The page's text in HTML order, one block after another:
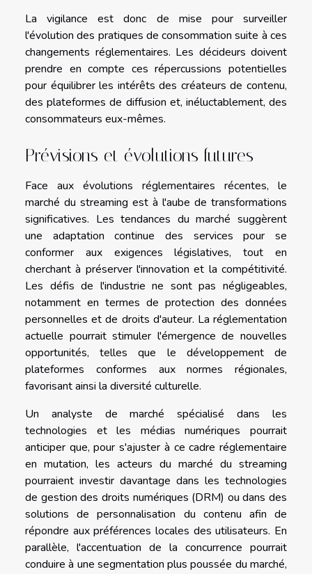
La vigilance est donc de mise pour surveiller
l'évolution des pratiques de consommation suite à ces
changements réglementaires. Les décideurs doivent
prendre en compte ces répercussions potentielles
pour équilibrer les intérêts des créateurs de contenu,
des plateformes de diffusion et, inéluctablement, des
consommateurs eux-mêmes.
Prévisions et évolutions futures
Face aux évolutions réglementaires récentes, le
marché du streaming est à l'aube de transformations
significatives. Les tendances du marché suggèrent
une adaptation continue des services pour se
conformer aux exigences législatives, tout en
cherchant à préserver l'innovation et la compétitivité.
Les défis de l'industrie ne sont pas négligeables,
notamment en termes de protection des données
personnelles et de droits d'auteur. La réglementation
actuelle pourrait stimuler l'émergence de nouvelles
opportunités, telles que le développement de
plateformes conformes aux normes régionales,
favorisant ainsi la diversité culturelle.
Un analyste de marché spécialisé dans les
technologies et les médias numériques pourrait
anticiper que, pour s'ajuster à ce cadre réglementaire
en mutation, les acteurs du marché du streaming
pourraient investir davantage dans les technologies
de gestion des droits numériques (DRM) ou dans des
solutions de personnalisation du contenu afin de
répondre aux préférences locales des utilisateurs. En
parallèle, l'accentuation de la concurrence pourrait
conduire à une segmentation plus poussée du marché,